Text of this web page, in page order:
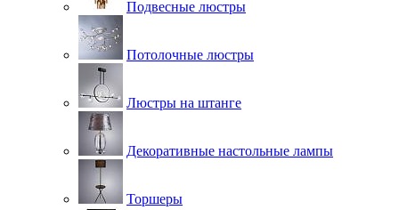
Подвесные люстры
Потолочные люстры
Люстры на штанге
Декоративные настольные лампы
Торшеры